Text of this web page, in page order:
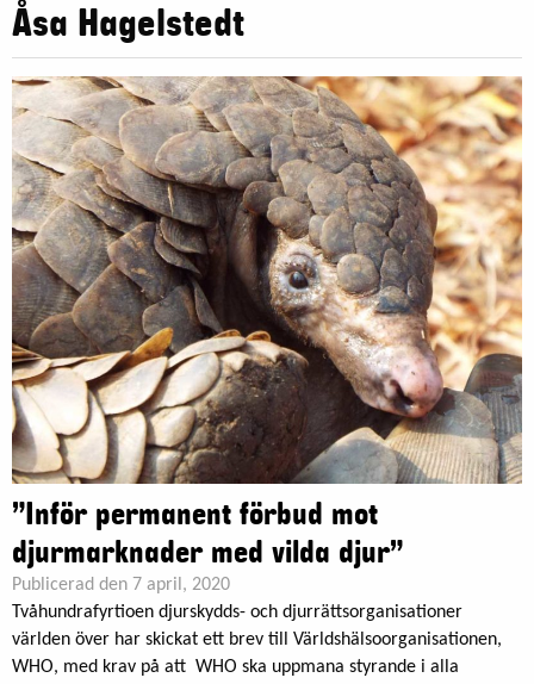
Åsa Hagelstedt
”Inför permanent förbud mot
djurmarknader med vilda djur”
Publicerad den 7 april, 2020
Tvåhundrafyrtioen djurskydds- och djurrättsorganisationer
världen över har skickat ett brev till Världshälsoorganisationen,
WHO, med krav på att WHO ska uppmana styrande i alla